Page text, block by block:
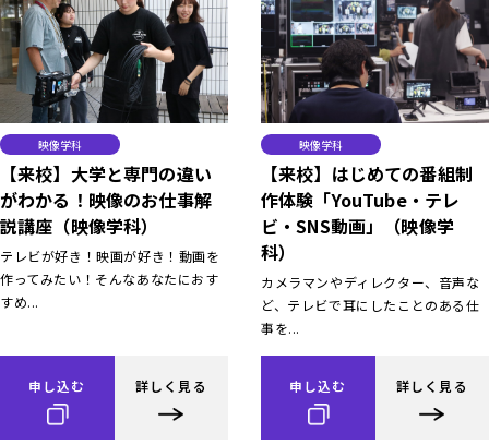
映像学科
【来校】大学と専門の違い
がわかる！映像のお仕事解
説講座（映像学科）
テレビが好き！映画が好き！動画を
作ってみたい！そんなあなたにおす
すめ...
申し込む 詳しく見る
映像学科
【来校】はじめての番組制
作体験「YouTube・テレ
ビ・SNS動画」（映像学
科）
カメラマンやディレクター、音声な
ど、テレビで耳にしたことのある仕
事を...
申し込む 詳しく見る